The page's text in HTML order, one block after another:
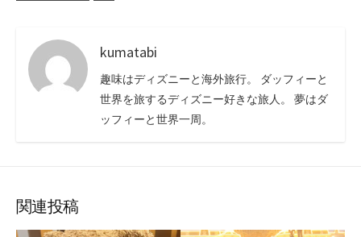
kumatabi
趣味はディズニーと海外旅行。 ダッフィーと
世界を旅するディズニー好きな旅人。 夢はダ
ッフィーと世界一周。
関連投稿